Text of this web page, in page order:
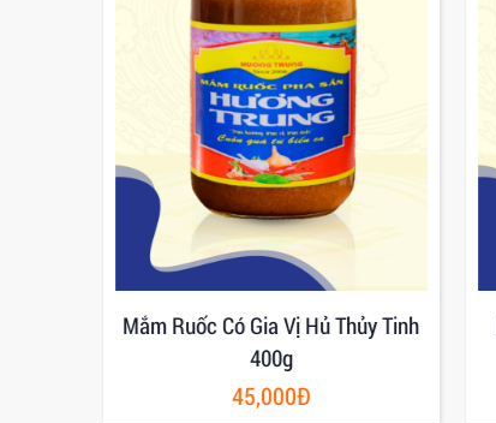
Mắm Ruốc Có Gia Vị Hủ Thủy Tinh
400g
45,000Đ